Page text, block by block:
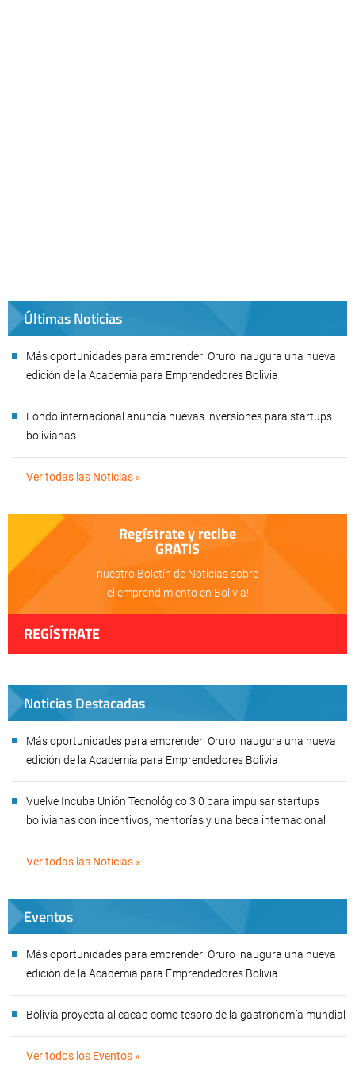
Últimas Noticias
Más oportunidades para emprender: Oruro inaugura una nueva
edición de la Academia para Emprendedores Bolivia
Fondo internacional anuncia nuevas inversiones para startups
bolivianas
Ver todas las Noticias »
Regístrate y recibe
GRATIS
nuestro Boletín de Noticias sobre
el emprendimiento en Bolivia!
REGÍSTRATE
Noticias Destacadas
Más oportunidades para emprender: Oruro inaugura una nueva
edición de la Academia para Emprendedores Bolivia
Vuelve Incuba Unión Tecnológico 3.0 para impulsar startups
bolivianas con incentivos, mentorías y una beca internacional
Ver todas las Noticias »
Eventos
Más oportunidades para emprender: Oruro inaugura una nueva
edición de la Academia para Emprendedores Bolivia
Bolivia proyecta al cacao como tesoro de la gastronomía mundial
Ver todos los Eventos »